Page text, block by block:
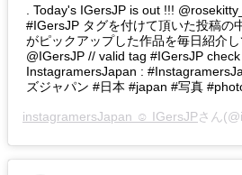
. Today's IGersJP is out !!!
#IGersJP タグを付けて頂いた投稿の
がピックアップした作品を毎日紹介
@IGersJP // valid tag #IGersJP
InstagramersJapan :
ズジャパン #日本 #japan #写真
instagramersJapan ☺︎ IGersJPさん